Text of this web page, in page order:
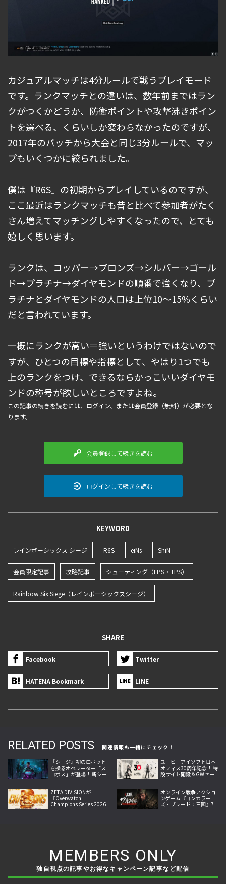
カジュアルマッチは4分ルールで戦うプレイモード
です。ランクマッチとの違いは、数年前まではラン
クがつくかどうか、防衛ポイントや攻撃沸きポイン
トを選べる、くらいしか変わらなかったのですが、
2017年のパッチから大会と同じ3分ルールで、マッ
プもいくつかに絞られました。
僕は『R6S』の初期からプレイしているのですが、
ここ最近はランクマッチも昔と比べて参加者がたく
さん増えてマッチングしやすくなったので、とても
嬉しく思います。
ランクは、コッパー→ブロンズ→シルバー→ゴール
ド→プラチナ→ダイヤモンドの順番で強くなり、プ
ラチナとダイヤモンドの人口は上位10～15%くらい
だと言われています。
一概にランクが高い＝強いというわけではないので
すが、ひとつの目標や指標として、やはり1つでも
上のランクをつけ、できるならかっこいいダイヤモ
ンドの称号が欲しいところですよね。
この記事の続きを読むには、ログイン、または会員登録（無料）が必要とな
ります。
会員登録して続きを読む
ログインして続きを読む
KEYWORD
レインボーシックス シージ R6S eiNs ShiN
会員限定記事 攻略記事 シューティング（FPS・TPS）
Rainbow Six Siege（レインボーシックスシージ）
SHARE
Facebook Twitter
HATENA Bookmark LINE
RELATED POSTS
関連情報も一緒にチェック！
『シージ』初のロボット
を操るオペレーター「ス
コポス」が登場！ 新シー
スタート
ユービーアイソフト日本
オフィス30周年記念！ 特
設サイト開設＆GWセー
ZETA DIVISIONが
『Overwatch
Champions Series 2026
オンライン戦争アクショ
ンゲーム『コンカラー
ズ・ブレード：三国』7
MEMBERS ONLY
独自視点の記事やお得なキャンペーン記事など配信